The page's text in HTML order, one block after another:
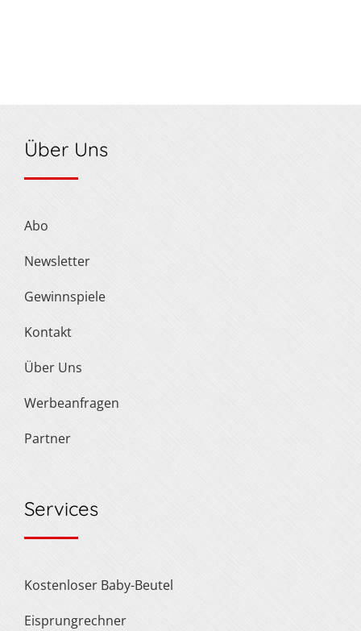
Über Uns
Abo
Newsletter
Gewinnspiele
Kontakt
Über Uns
Werbeanfragen
Partner
Services
Kostenloser Baby-Beutel
Eisprungrechner